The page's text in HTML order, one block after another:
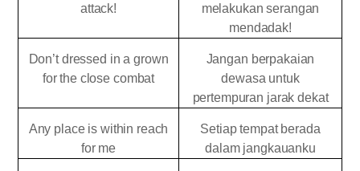
attack!
melakukan serangan
mendadak!
Don’t dressed in a grown
for the close combat
Jangan berpakaian
dewasa untuk
pertempuran jarak dekat
Any place is within reach
for me
Setiap tempat berada
dalam jangkauanku